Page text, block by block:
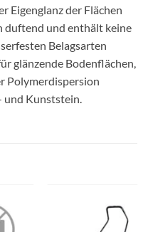
Eigenglanz der Flächen
duftend und enthält keine
Belagsarten
glänzende Bodenflächen,
Polymerdispersion
Kunststein.